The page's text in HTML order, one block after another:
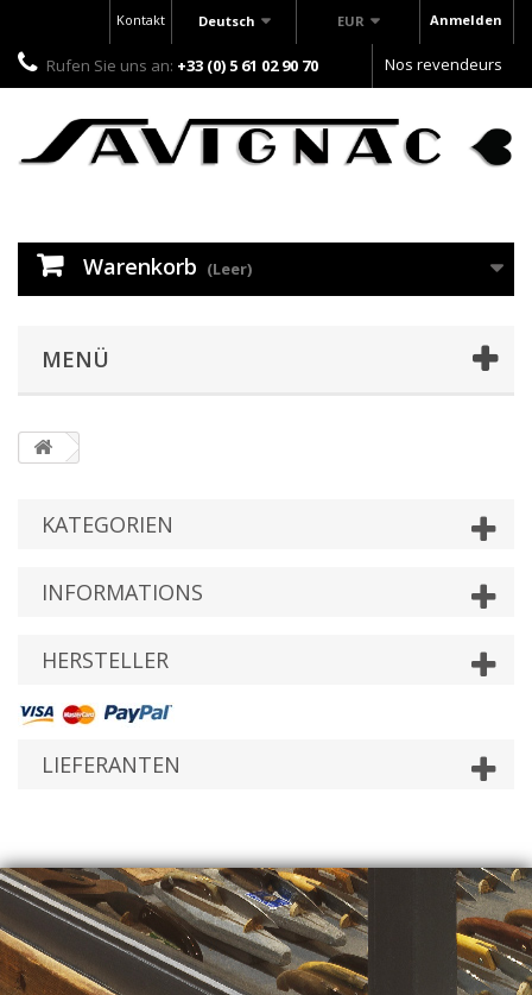
Anmelden
EUR
Deutsch
Kontakt
Rufen Sie uns an: +33 (0) 5 61 02 90 70 Nos revendeurs
Warenkorb (Leer)
MENÜ
KATEGORIEN
INFORMATIONS
HERSTELLER
LIEFERANTEN